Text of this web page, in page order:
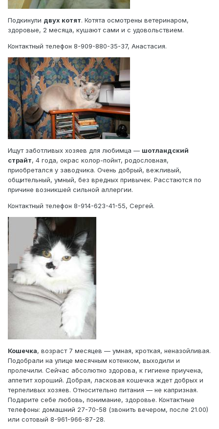
Подкинули двух котят. Котята осмотрены ветеринаром,
здоровые, 2 месяца, кушают сами и с удовольствием.
Контактный телефон 8-909-880-35-37, Анастасия.
Ищут заботливых хозяев для любимца — шотландский
страйт, 4 года, окрас колор-пойнт, родословная,
приобретался у заводчика. Очень добрый, вежливый,
общительный, умный, без вредных привычек. Расстаются по
причине возникшей сильной аллергии.
Контактный телефон 8-914-623-41-55, Сергей.
Кошечка, возраст 7 месяцев — умная, кроткая, неназойливая.
Подобрали на улице месячным котенком, выходили и
пролечили. Сейчас абсолютно здорова, к гигиене приучена,
аппетит хороший. Добрая, ласковая кошечка ждет добрых и
терпеливых хозяев. Относительно питания — не капризная.
Подарите себе любовь, понимание, здоровье. Контактные
телефоны: домашний 27-70-58 (звонить вечером, после 21.00)
или сотовый 8-961-966-87-28.